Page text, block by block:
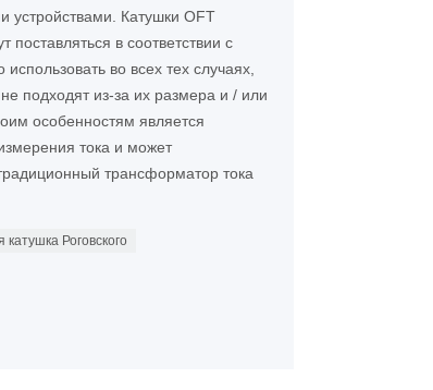
устройствами. Катушки OFT
поставляться в соответствии с
во всех тех случаях,
подходят из-за их размера и / или
особенностям является
тока и может
трансформатор тока
катушка Роговского